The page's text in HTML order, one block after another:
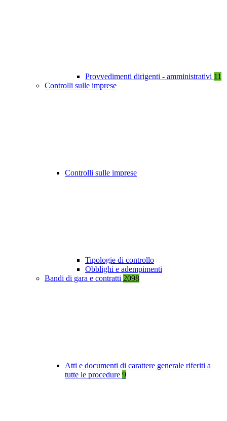
Provvedimenti dirigenti - amministrativi 11
Controlli sulle imprese
Controlli sulle imprese
Tipologie di controllo
Obblighi e adempimenti
Bandi di gara e contratti 2098
Atti e documenti di carattere generale riferiti a
tutte le procedure 9